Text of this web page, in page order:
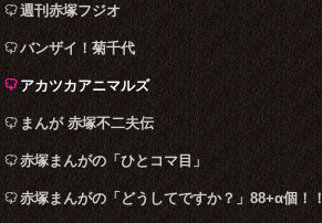
週刊赤塚フジオ
バンザイ！菊千代
アカツカアニマルズ
まんが 赤塚不二夫伝
赤塚まんがの「ひとコマ目」
赤塚まんがの「どうしてですか？」88+α個！！